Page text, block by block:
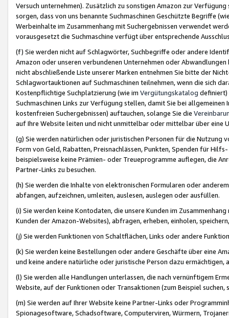
Versuch unternehmen). Zusätzlich zu sonstigen Amazon zur
sorgen, dass von uns benannte Suchmaschinen Geschützte Begriffe
Werbeinhalte im Zusammenhang mit Suchergebnissen verwendet
vorausgesetzt die Suchmaschine verfügt über entsprechende
(f) Sie werden nicht auf Schlagwörter, Suchbegriffe oder andere
Amazon oder unseren verbundenen Unternehmen oder
nicht abschließende Liste unserer Marken entnehmen Sie bitte der
Schlagwortauktionen auf Suchmaschinen teilnehmen, wenn die sich
Kostenpflichtige Suchplatzierung (wie im Vergütungskatalog definiert)
Suchmaschinen Links zur Verfügung stellen, damit Sie bei
kostenfreien Suchergebnissen) auftauchen, solange Sie die
auf Ihre Website leiten und nicht unmittelbar oder mittelbar über eine
(g) Sie werden natürlichen oder juristischen Personen für die Nutzung
Form von Geld, Rabatten, Preisnachlässen, Punkten, Spenden für
beispielsweise keine Prämien- oder Treueprogramme auflegen, die
Partner-Links zu besuchen.
(h) Sie werden die Inhalte von elektronischen Formularen oder
abfangen, aufzeichnen, umleiten, auslesen, auslegen oder ausfüllen.
(i) Sie werden keine Kontodaten, die unsere Kunden im
Kunden der Amazon-Websites), abfragen, erheben, einholen,
(j) Sie werden Funktionen von Schaltflächen, Links oder andere
(k) Sie werden keine Bestellungen oder andere Geschäfte über eine
und keine andere natürliche oder juristische Person dazu
(l) Sie werden alle Handlungen unterlassen, die nach vernünftigem
Website, auf der Funktionen oder Transaktionen (zum Beispiel
(m) Sie werden auf Ihrer Website keine Partner-Links oder
Spionagesoftware, Schadsoftware, Computerviren, Würmern,